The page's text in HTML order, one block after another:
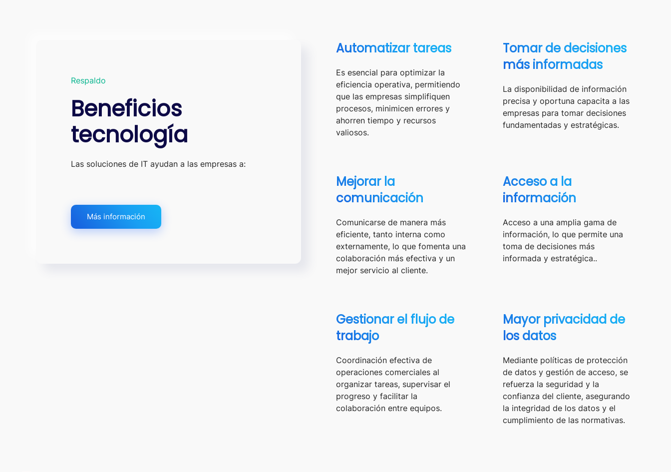
Respaldo
Beneficios
tecnología
Las soluciones de IT ayudan a las empresas a:
Más información
Automatizar tareas
Es esencial para optimizar la
eficiencia operativa, permitiendo
que las empresas simplifiquen
procesos, minimicen errores y
ahorren tiempo y recursos
valiosos.
Tomar de decisiones
más informadas
La disponibilidad de información
precisa y oportuna capacita a las
empresas para tomar decisiones
fundamentadas y estratégicas.
Mejorar la
comunicación
Comunicarse de manera más
eficiente, tanto interna como
externamente, lo que fomenta una
colaboración más efectiva y un
mejor servicio al cliente.
Acceso a la
información
Acceso a una amplia gama de
información, lo que permite una
toma de decisiones más
informada y estratégica..
Gestionar el flujo de
trabajo
Coordinación efectiva de
operaciones comerciales al
organizar tareas, supervisar el
progreso y facilitar la
colaboración entre equipos.
Mayor privacidad de
los datos
Mediante políticas de protección
de datos y gestión de acceso, se
refuerza la seguridad y la
confianza del cliente, asegurando
la integridad de los datos y el
cumplimiento de las normativas.